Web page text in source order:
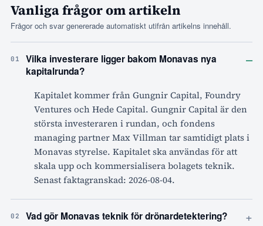
Vanliga frågor om artikeln
Frågor och svar genererade automatiskt utifrån artikelns innehåll.
01
Vilka investerare ligger bakom Monavas nya
kapitalrunda?
–
Kapitalet kommer från Gungnir Capital, Foundry
Ventures och Hede Capital. Gungnir Capital är den
största investeraren i rundan, och fondens
managing partner Max Villman tar samtidigt plats i
Monavas styrelse. Kapitalet ska användas för att
skala upp och kommersialisera bolagets teknik.
Senast faktagranskad: 2026-08-04.
02 Vad gör Monavas teknik för drönardetektering? +